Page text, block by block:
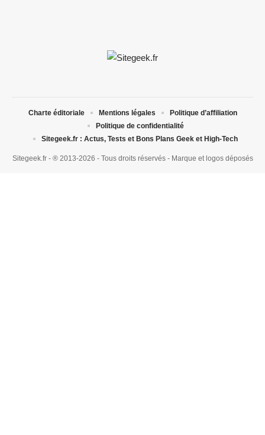
Sitegeek.fr - ® 2013-2026 - Tous droits réservés - Marque et logos déposés
Charte éditoriale Mentions légales
Politique d’affiliation
Politique de confidentialité
Sitegeek.fr : Actus, Tests et Bons Plans Geek et High-Tech